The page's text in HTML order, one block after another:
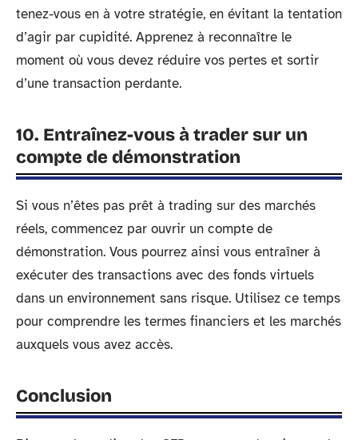
tenez-vous en à votre stratégie, en évitant la tentation
d’agir par cupidité. Apprenez à reconnaître le
moment où vous devez réduire vos pertes et sortir
d’une transaction perdante.
10. Entraînez-vous à trader sur un
compte de démonstration
Si vous n’êtes pas prêt à trading sur des marchés
réels, commencez par ouvrir un compte de
démonstration. Vous pourrez ainsi vous entraîner à
exécuter des transactions avec des fonds virtuels
dans un environnement sans risque. Utilisez ce temps
pour comprendre les termes financiers et les marchés
auxquels vous avez accès.
Conclusion